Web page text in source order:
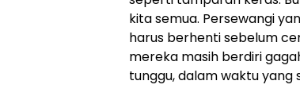
kita semua. Persewangi
harus berhenti sebelum
mereka masih berdiri
tunggu, dalam waktu yang